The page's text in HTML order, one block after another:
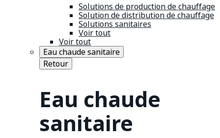
Solutions de production de chauffage
Solution de distribution de chauffage
Solutions sanitaires
Voir tout
Voir tout
Eau chaude sanitaire
Retour
Eau chaude
sanitaire